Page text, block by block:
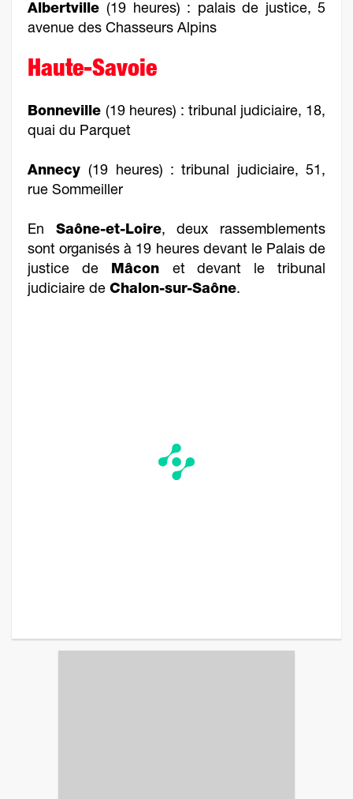
Albertville(19 heures) : palais de justice, 5
avenue des Chasseurs Alpins
Haute-Savoie
Bonneville (19 heures) : tribunal judiciaire, 18,
quai du Parquet
Annecy(19 heures) : tribunal judiciaire, 51,
rue Sommeiller
En Saône-et-Loire, deux rassemblements
sont organisés à 19 heures devant le Palais de
justice de Mâcon et devant le tribunal
judiciaire de Chalon-sur-Saône.